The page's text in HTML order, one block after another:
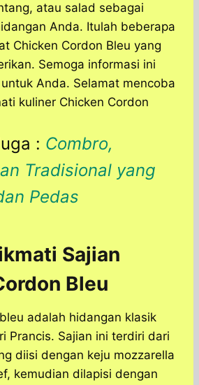
atau salad sebagai
Anda. Itulah beberapa
Chicken Cordon Bleu yang
Semoga informasi ini
Anda. Selamat mencoba
kuliner Chicken Cordon
: Combro,
Tradisional yang
Pedas
Sajian
Bleu
adalah hidangan klasik
Prancis. Sajian ini terdiri dari
diisi dengan keju mozzarella
kemudian dilapisi dengan